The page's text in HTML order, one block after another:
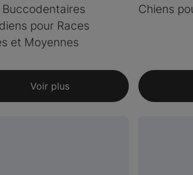
Buccodentaires
pour Races
et Moyennes
Voir plus
Chiens